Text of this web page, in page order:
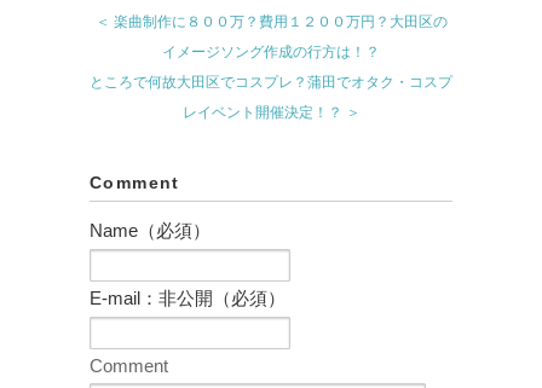
＜ 楽曲制作に８００万？費用１２００万円？大田区の
イメージソング作成の行方は！？
ところで何故大田区でコスプレ？蒲田でオタク・コスプ
レイベント開催決定！？ ＞
Comment
Name（必須）
E-mail：非公開（必須）
Comment